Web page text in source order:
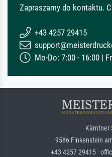
Zapraszamy do kontaktu.
+43 4257 29415
Mo-Do: 7:00 - 16:00 |
Kärntner
9586 Finkenstein
+43 4257 29415 ·